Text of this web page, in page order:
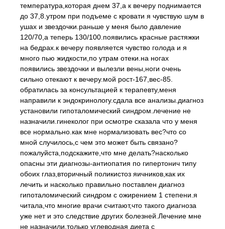
температура,которая днем 37,а к вечеру поднимается
до 37,8.утром при подъеме с кровати я чувствую шум в
ушах и звездочки.раньше у меня было давление
120/70,а теперь 130/100.появились красные растяжки
на бедрах.к вечеру появляется чувство голода и я
много пью жидкости,по утрам отеки.на ногах
появились звездочки и вылезли вены,ноги очень
сильно отекают к вечеру.мой рост-167,вес-85.
обратилась за консультацией к терапевту,меня
направили к эндокринологу.сдала все анализы.диагноз
установили гипоталомический синдром.лечение не
назначили.гинеколог при осмотре сказала что у меня
все нормально.как мне нормализовать вес?что со
мной случилось,с чем это может быть связано?
пожалуйста,подскажите,что мне делать?насколько
опасны эти диагнозы-антиопатия по гипертонич типу
обоих глаз,вторичный поликистоз яичников,как их
лечить и насколько правильно поставлен диагноз
гипоталомический синдром с ожирением 1 степени.я
читала,что многие врачи считают,что такого диагноза
уже нет и это следствие других болезней.Лечение мне
не назначили,только углеводная диета с